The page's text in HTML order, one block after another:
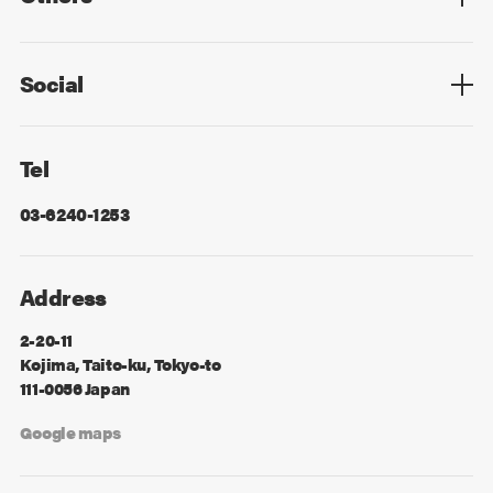
Social
Tel
03-6240-1253
Address
2-20-11
Kojima, Taito-ku, Tokyo-to
111-0056 Japan
Google maps